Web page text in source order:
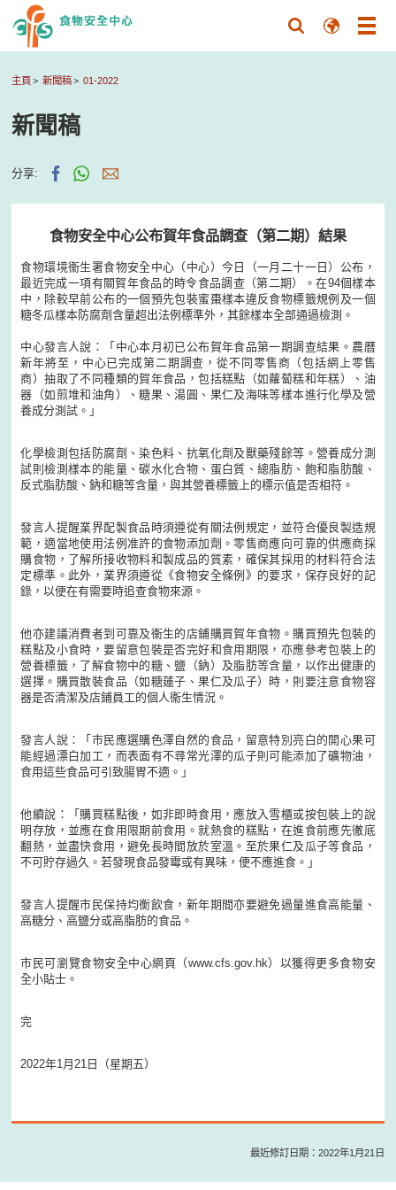
主頁 新聞稿 01-2022
新聞稿
分享:
食物安全中心公布賀年食品調查（第二期）結果
食物環境衞生署食物安全中心（中心）今日（一月二十一日）公布，
最近完成一項有關賀年食品的時令食品調查（第二期）。在94個樣本
中，除較早前公布的一個預先包裝蜜棗樣本違反食物標籤規例及一個
糖冬瓜樣本防腐劑含量超出法例標準外，其餘樣本全部通過檢測。
中心發言人說：「中心本月初已公布賀年食品第一期調查結果。農曆
新年將至，中心已完成第二期調查，從不同零售商（包括網上零售
商）抽取了不同種類的賀年食品，包括糕點（如蘿蔔糕和年糕）、油
器（如煎堆和油角）、糖果、湯圓、果仁及海味等樣本進行化學及營
養成分測試。」
化學檢測包括防腐劑、染色料、抗氧化劑及獸藥殘餘等。營養成分測
試則檢測樣本的能量、碳水化合物、蛋白質、總脂肪、飽和脂肪酸、
反式脂肪酸、鈉和糖等含量，與其營養標籤上的標示值是否相符。
發言人提醒業界配製食品時須遵從有關法例規定，並符合優良製造規
範，適當地使用法例准許的食物添加劑。零售商應向可靠的供應商採
購食物，了解所接收物料和製成品的質素，確保其採用的材料符合法
定標準。此外，業界須遵從《食物安全條例》的要求，保存良好的記
錄，以便在有需要時追查食物來源。
他亦建議消費者到可靠及衞生的店鋪購買賀年食物。購買預先包裝的
糕點及小食時，要留意包裝是否完好和食用期限，亦應參考包裝上的
營養標籤，了解食物中的糖、鹽（鈉）及脂肪等含量，以作出健康的
選擇。購買散裝食品（如糖蓮子、果仁及瓜子）時，則要注意食物容
器是否清潔及店鋪員工的個人衞生情況。
發言人說：「市民應選購色澤自然的食品，留意特別亮白的開心果可
能經過漂白加工，而表面有不尋常光澤的瓜子則可能添加了礦物油，
食用這些食品可引致腸胃不適。」
他續說：「購買糕點後，如非即時食用，應放入雪櫃或按包裝上的說
明存放，並應在食用限期前食用。就熱食的糕點，在進食前應先徹底
翻熱，並盡快食用，避免長時間放於室溫。至於果仁及瓜子等食品，
不可貯存過久。若發現食品發霉或有異味，便不應進食。」
發言人提醒市民保持均衡飲食，新年期間亦要避免過量進食高能量、
高糖分、高鹽分或高脂肪的食品。
市民可瀏覽食物安全中心網頁（www.cfs.gov.hk）以獲得更多食物安
全小貼士。
完
2022年1月21日（星期五）
最近修訂日期：2022年1月21日